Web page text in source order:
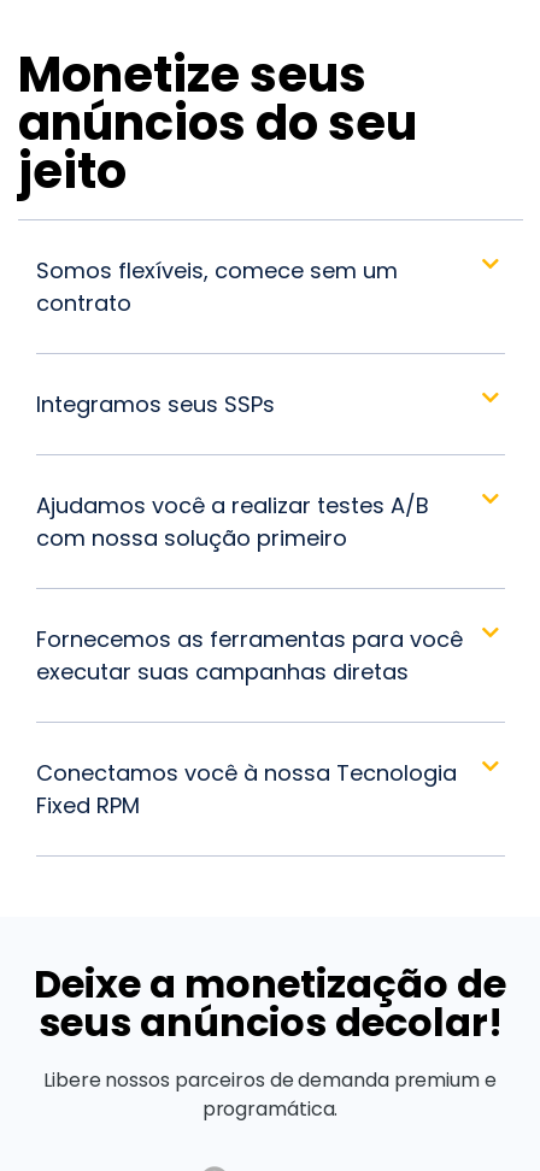
Monetize seus
anúncios do seu
jeito
Somos flexíveis, comece sem um
contrato
Integramos seus SSPs
Ajudamos você a realizar testes A/B
com nossa solução primeiro
Fornecemos as ferramentas para você
executar suas campanhas diretas
Conectamos você à nossa Tecnologia
Fixed RPM
Deixe a monetização de
seus anúncios decolar!
Libere nossos parceiros de demanda premium e
programática.